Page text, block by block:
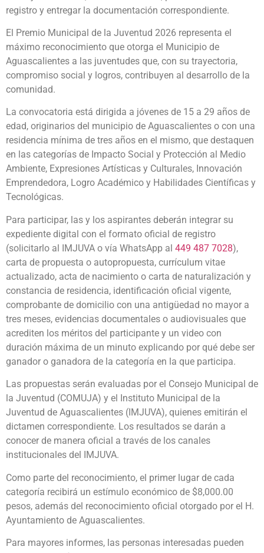
registro y entregar la documentación correspondiente.
El Premio Municipal de la Juventud 2026 representa el
máximo reconocimiento que otorga el Municipio de
Aguascalientes a las juventudes que, con su trayectoria,
compromiso social y logros, contribuyen al desarrollo de la
comunidad.
La convocatoria está dirigida a jóvenes de 15 a 29 años de
edad, originarios del municipio de Aguascalientes o con una
residencia mínima de tres años en el mismo, que destaquen
en las categorías de Impacto Social y Protección al Medio
Ambiente, Expresiones Artísticas y Culturales, Innovación
Emprendedora, Logro Académico y Habilidades Científicas y
Tecnológicas.
Para participar, las y los aspirantes deberán integrar su
expediente digital con el formato oficial de registro
(solicitarlo al IMJUVA o vía WhatsApp al 449 487 7028),
carta de propuesta o autopropuesta, currículum vitae
actualizado, acta de nacimiento o carta de naturalización y
constancia de residencia, identificación oficial vigente,
comprobante de domicilio con una antigüedad no mayor a
tres meses, evidencias documentales o audiovisuales que
acrediten los méritos del participante y un video con
duración máxima de un minuto explicando por qué debe ser
ganador o ganadora de la categoría en la que participa.
Las propuestas serán evaluadas por el Consejo Municipal de
la Juventud (COMUJA) y el Instituto Municipal de la
Juventud de Aguascalientes (IMJUVA), quienes emitirán el
dictamen correspondiente. Los resultados se darán a
conocer de manera oficial a través de los canales
institucionales del IMJUVA.
Como parte del reconocimiento, el primer lugar de cada
categoría recibirá un estímulo económico de $8,000.00
pesos, además del reconocimiento oficial otorgado por el H.
Ayuntamiento de Aguascalientes.
Para mayores informes, las personas interesadas pueden